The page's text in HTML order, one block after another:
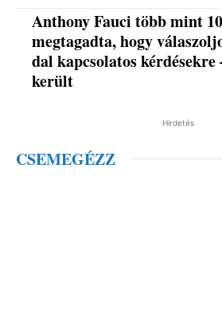
Anthony Fauci több mint
megtagadta, hogy
dal kapcsolatos kérdésekre
került
Hirdetés
CSEMEGÉZZ